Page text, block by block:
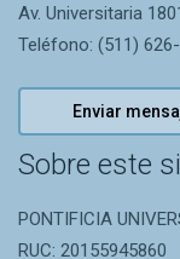
Av. Universitaria
Teléfono: (511)
Enviar
Sobre este
PONTIFICIA
RUC: 20155945860